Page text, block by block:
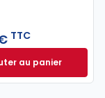
commenté en ligne à
TTC
au panier
Le guide du